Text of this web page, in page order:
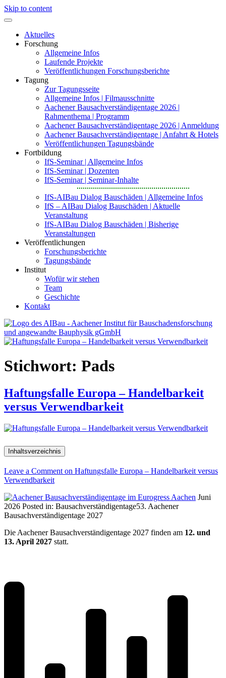
Skip to content
Aktuelles
Forschung
Allgemeine Infos
Laufende Projekte
Veröffentlichungen Forschungsberichte
Tagung
Zur Tagungsseite
Allgemeine Infos | Filmausschnitte
Aachener Bausachverständigentage 2026 |
Rahmenthema | Programm
Aachener Bausachverständigentage 2026 | Anmeldung
Aachener Bausachverständigentage | Anfahrt & Hotels
Veröffentlichungen Tagungsbände
Fortbildung
IfS-Seminar | Allgemeine Infos
IfS-Seminar | Dozenten
IfS-Seminar | Seminar-Inhalte
IfS-AIBau Dialog Bauschäden | Allgemeine Infos
IfS – AIBau Dialog Bauschäden | Aktuelle
Veranstaltung
IfS-AIBau Dialog Bauschäden | Bisherige
Veranstaltungen
Veröffentlichungen
Forschungsberichte
Tagungsbände
Institut
Wofür wir stehen
Team
Geschichte
Kontakt
angewandte Bauphysik
Stichwort: Pads
Haftungsfalle Europa – Handelbarkeit
versus Verwendbarkeit
Inhaltsverzeichnis
Leave a Comment on Haftungsfalle Europa – Handelbarkeit versus
Verwendbarkeit
Juni
2026 Posted in: Bausachverständigentage53. Aachener
Bausachverständigentage 2027
Die Aachener Bausachverständigentage 2027 finden am 12. und
13. April 2027 statt.